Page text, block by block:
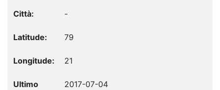
-
79
21
2017-07-04